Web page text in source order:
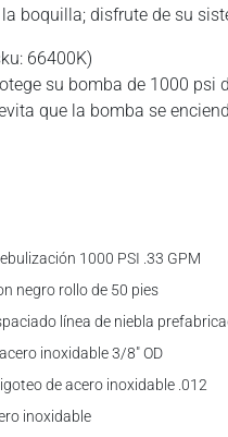
boquilla; disfrute de su
66400K)
su bomba de 1000 psi
que la bomba se
1000 PSI .33 GPM
negro rollo de 50 pies
línea de niebla
inoxidable 3/8″ OD
de acero inoxidable .012
inoxidable